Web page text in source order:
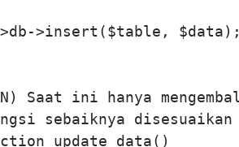
>insert($table,
Saat ini hanya
sebaiknya
update_data()